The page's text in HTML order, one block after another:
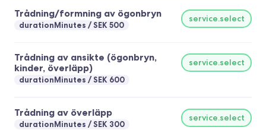
Trådning/formning av ögonbryn
durationMinutes SEK 500
service.select
Trådning av ansikte (ögonbryn,
kinder, överläpp)
durationMinutes SEK 600
service.select
Trådning av överläpp
durationMinutes SEK 300
service.select